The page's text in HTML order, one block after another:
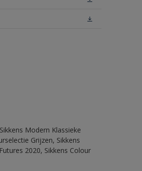
Modern Klassieke
Grijzen, Sikkens
2020, Sikkens Colour